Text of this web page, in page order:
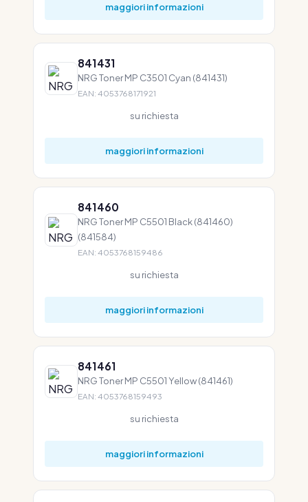
maggiori informazioni
841431
NRG Toner MP C3501 Cyan (841431)
EAN: 4053768171921
su richiesta
maggiori informazioni
841460
NRG Toner MP C5501 Black (841460)
(841584)
EAN: 4053768159486
su richiesta
maggiori informazioni
841461
NRG Toner MP C5501 Yellow (841461)
EAN: 4053768159493
su richiesta
maggiori informazioni